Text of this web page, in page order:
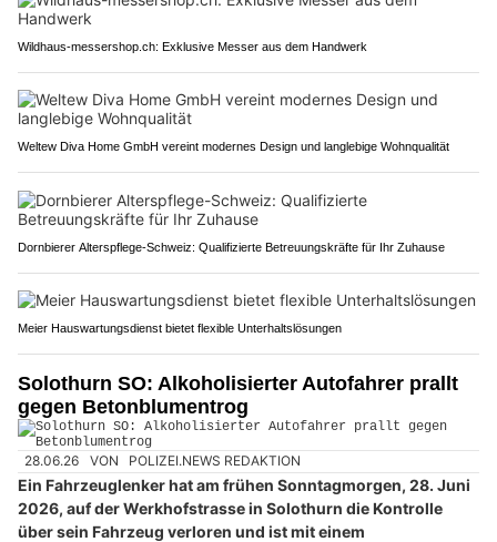
Wildhaus-messershop.ch: Exklusive Messer aus dem Handwerk
Weltew Diva Home GmbH vereint modernes Design und langlebige Wohnqualität
Dornbierer Alterspflege-Schweiz: Qualifizierte Betreuungskräfte für Ihr Zuhause
Meier Hauswartungsdienst bietet flexible Unterhaltslösungen
Solothurn SO: Alkoholisierter Autofahrer prallt
gegen Betonblumentrog
28.06.26 VON POLIZEI.NEWS REDAKTION
Ein Fahrzeuglenker hat am frühen Sonntagmorgen, 28. Juni
2026, auf der Werkhofstrasse in Solothurn die Kontrolle
über sein Fahrzeug verloren und ist mit einem